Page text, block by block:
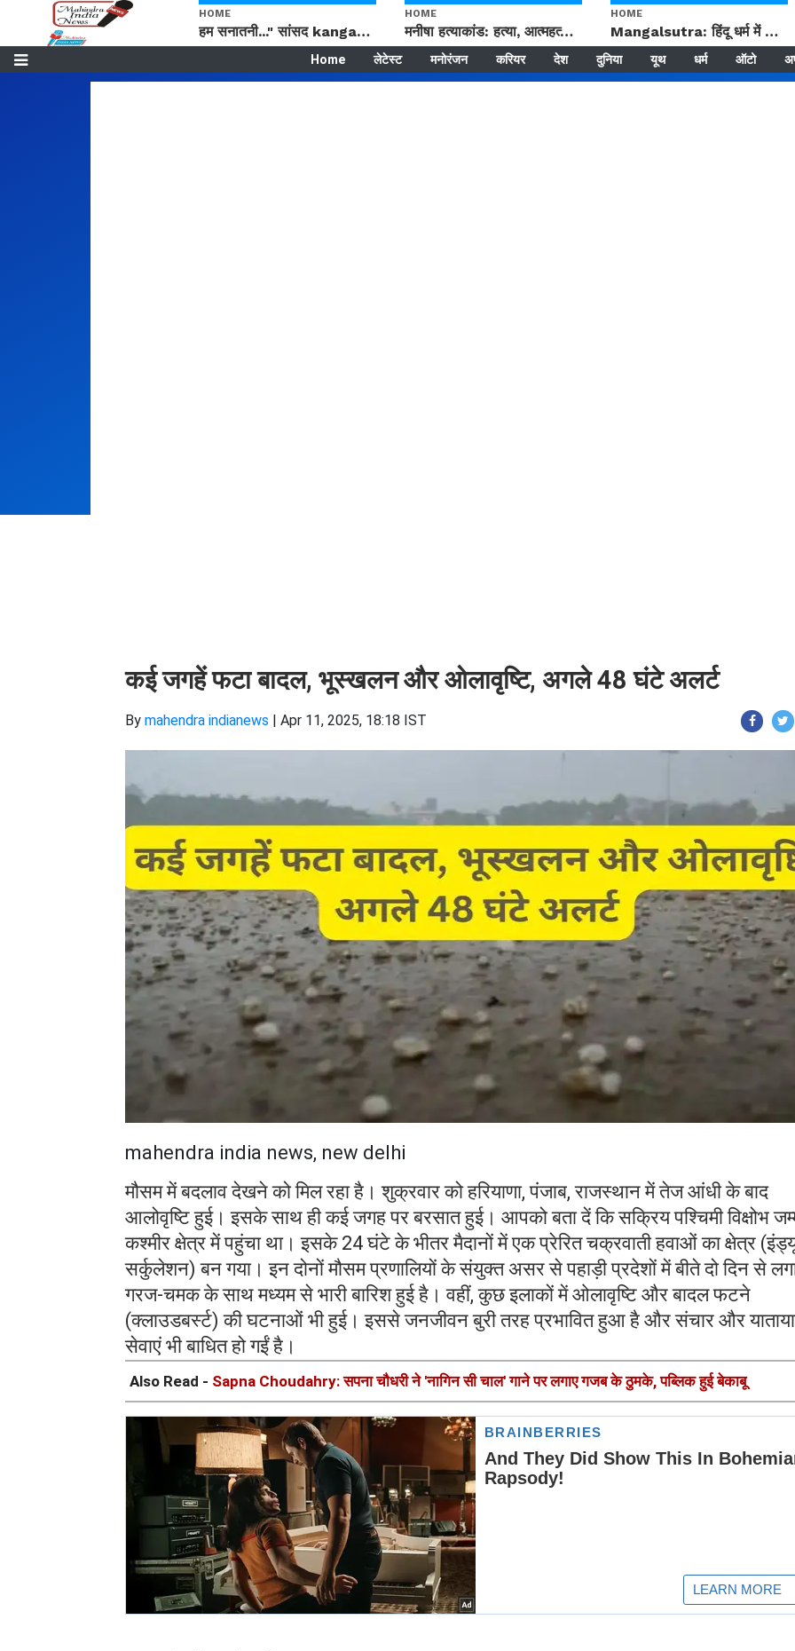
HOME
हम सनातनी..." सांसद kangana Ranaut से क्या बोली लड़की? Viral Jantar-Mantar | CJP protest
HOME
मनीषा हत्याकांड: हत्या, आत्महत्या या कोई बड़ा राज? | Full Story | Josh Haryana
HOME
Mangalsutra: हिंदू धर्म में शादी के बाद मंगलसूत्र क्यों पहनती है महिलाएं, किसने शुरु की ये परंपरा
Home लेटेस्ट मनोरंजन करियर देश दुनिया यूथ धर्म ऑटो
कई जगहें फटा बादल, भूस्खलन और ओलावृष्टि, अगले 48 घंटे अलर्ट
By mahendra indianews | Apr 11, 2025, 18:18 IST
mahendra india news, new delhi
मौसम में बदलाव देखने को मिल रहा है। शुक्रवार को हरियाणा, पंजाब, राजस्थान में तेज आंधी के बाद
आलोवृष्टि हुई। इसके साथ ही कई जगह पर बरसात हुई। आपको बता दें कि सक्रिय पश्चिमी विक्षोभ
कश्मीर क्षेत्र में पहुंचा था। इसके 24 घंटे के भीतर मैदानों में एक प्रेरित चक्रवाती हवाओं का क्षेत्र
सर्कुलेशन) बन गया। इन दोनों मौसम प्रणालियों के संयुक्त असर से पहाड़ी प्रदेशों में बीते दो दिन से
गरज-चमक के साथ मध्यम से भारी बारिश हुई है। वहीं, कुछ इलाकों में ओलावृष्टि और बादल फटने
(क्लाउडबर्स्ट) की घटनाओं भी हुई। इससे जनजीवन बुरी तरह प्रभावित हुआ है और संचार और
सेवाएं भी बाधित हो गईं है।
Also Read - Sapna Choudahry: सपना चौधरी ने 'नागिन सी चाल' गाने पर लगाए गजब के ठुमके, पब्लिक हुई बेकाबू